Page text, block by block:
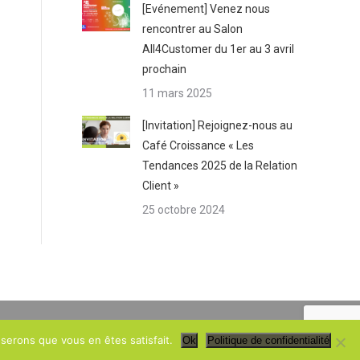
[Evénement] Venez nous
rencontrer au Salon
All4Customer du 1er au 3 avril
prochain
11 mars 2025
[Invitation] Rejoignez-nous au
Café Croissance « Les
Tendances 2025 de la Relation
Client »
25 octobre 2024
- Tous droits réservés -Réalisation : Fiatte.com
que vous en êtes satisfait. Ok Politique de confidentialité